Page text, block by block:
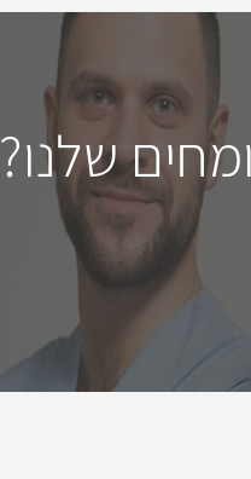
שלנו?